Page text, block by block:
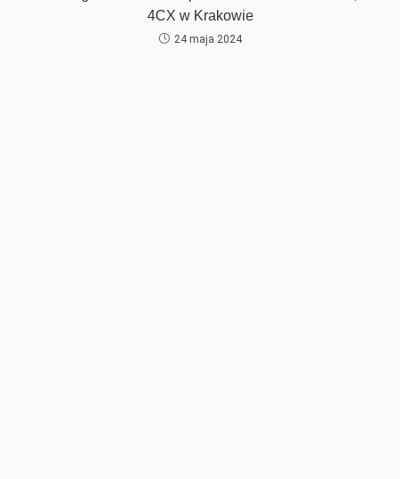
4CX w Krakowie
24 maja 2024